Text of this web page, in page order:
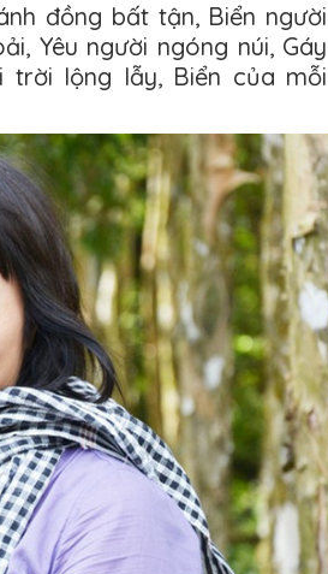
đồng bất tận, Biển người
Yêu người ngóng núi, Gáy
trời lộng lẫy, Biển của mỗi